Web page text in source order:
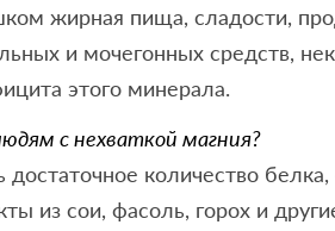
жирная пища, сладости,
и мочегонных средств,
этого минерала.
с нехваткой магния?
количество белка,
из сои, фасоль, горох и